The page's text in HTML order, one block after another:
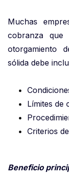
Muchas
cobranza que
otorgamiento
sólida debe
Límites de
Criterios
Beneficio